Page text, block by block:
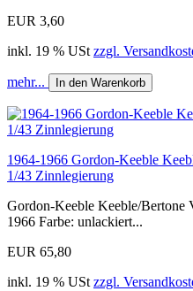
EUR 3,60
inkl. 19 % USt zzgl.
mehr... In den Warenkorb
1964-1966 Gordon-Keeble
1/43 Zinnlegierung
Gordon-Keeble Keeble/Bertone
1966 Farbe: unlackiert...
EUR 65,80
inkl. 19 % USt zzgl.